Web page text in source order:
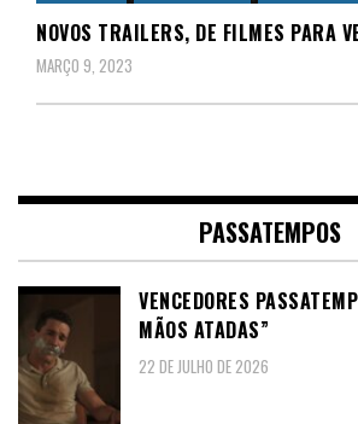
NOVOS TRAILERS, DE FILMES PARA
MARÇO 9, 2023
PASSATEMPOS
VENCEDORES
MÃOS ATADAS”
22 DE JULHO DE 2026